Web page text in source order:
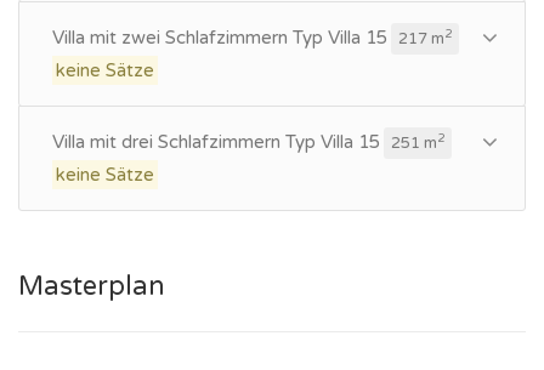
Villa mit zwei Schlafzimmern Typ Villa 15 217 m2
keine Sätze
Villa mit drei Schlafzimmern Typ Villa 15 251 m2
keine Sätze
Masterplan